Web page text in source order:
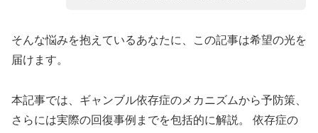
そんな悩みを抱えているあなたに、この記事は希望の光を
届けます。
本記事では、ギャンブル依存症のメカニズムから予防策、
さらには実際の回復事例までを包括的に解説。 依存症の